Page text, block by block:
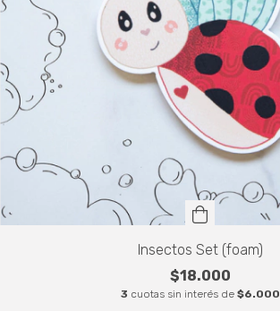
Insectos Set (foam)
$18.000
3 cuotas sin interés de $6.000